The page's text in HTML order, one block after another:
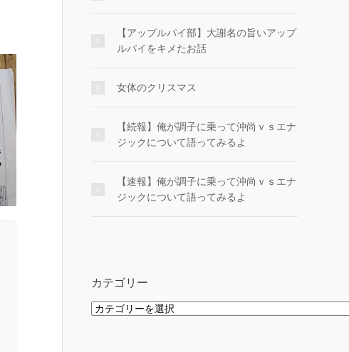
【アップルパイ部】大謝名の旨いアップ
ルパイをキメたお話
女体のクリスマス
【続報】俺が調子に乗って沖尚ｖｓエナ
ジックについて語ってみるよ
【速報】俺が調子に乗って沖尚ｖｓエナ
ジックについて語ってみるよ
カテゴリー
カ